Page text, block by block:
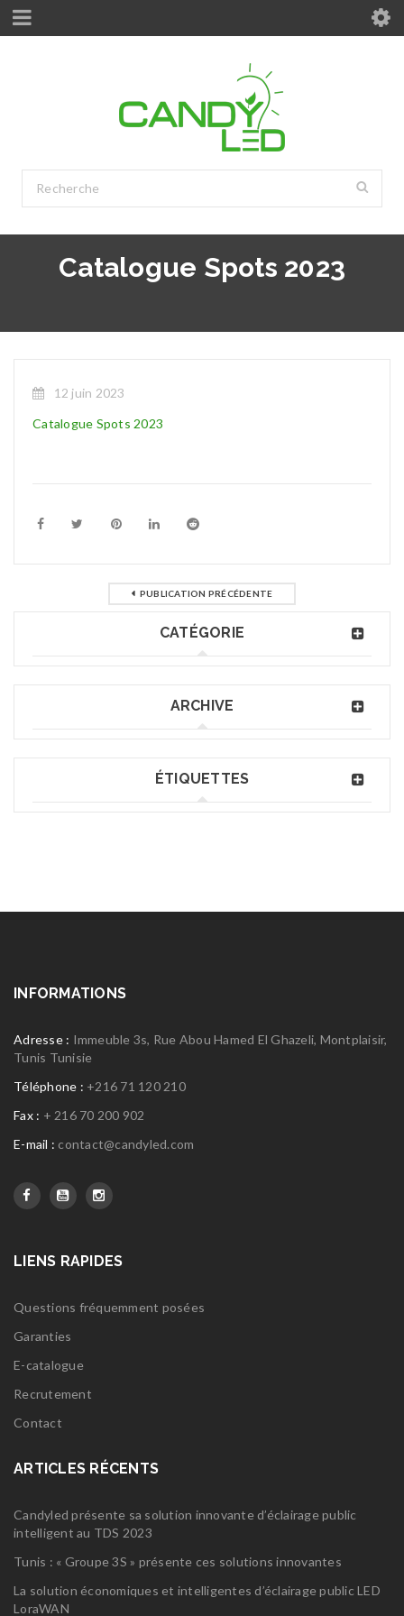
Catalogue Spots 2023
12 juin 2023
Catalogue Spots 2023
PUBLICATION PRÉCÉDENTE
CATÉGORIE
ARCHIVE
ÉTIQUETTES
INFORMATIONS
Adresse : Immeuble 3s, Rue Abou Hamed El Ghazeli, Montplaisir,
Tunis Tunisie
Téléphone : +216 71 120 210
Fax : + 216 70 200 902
E-mail : contact@candyled.com
LIENS RAPIDES
Questions fréquemment posées
Garanties
E-catalogue
Recrutement
Contact
ARTICLES RÉCENTS
Candyled présente sa solution innovante d’éclairage public
intelligent au TDS 2023
Tunis : « Groupe 3S » présente ces solutions innovantes
La solution économiques et intelligentes d’éclairage public LED
LoraWAN